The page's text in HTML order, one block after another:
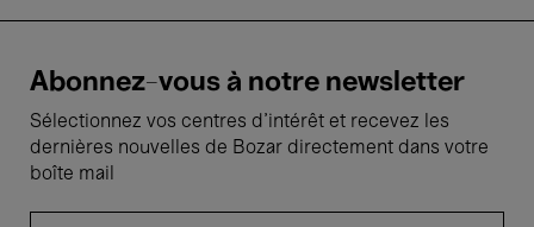
Abonnez-vous à notre newsletter
Sélectionnez vos centres d'intérêt et recevez les
dernières nouvelles de Bozar directement dans votre
boîte mail